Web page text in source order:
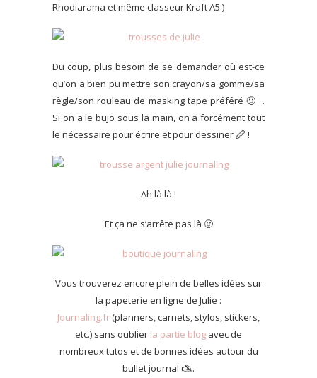
Rhodiarama et même classeur Kraft A5.)
Du coup, plus besoin de se demander où est-ce
qu’on a bien pu mettre son crayon/sa gomme/sa
règle/son rouleau de masking tape préféré 🙂 .
Si on a le bujo sous la main, on a forcément tout
le nécessaire pour écrire et pour dessiner 🖉 !
Ah là là !
Et ça ne s’arrête pas là 🙂
Vous trouverez encore plein de belles idées sur
la papeterie en ligne de Julie :
Journaling.fr(planners, carnets, stylos, stickers,
etc.) sans oublier la partie blog avec de
nombreux tutos et de bonnes idées autour du
bullet journal 🖎.